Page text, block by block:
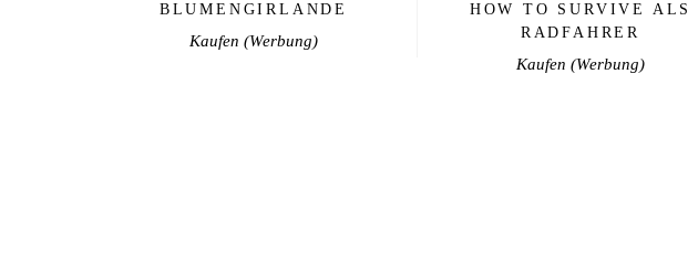
BLUMENGIRLANDE
Kaufen
HOW TO SURVIVE ALS
RADFAHRER
Kaufen